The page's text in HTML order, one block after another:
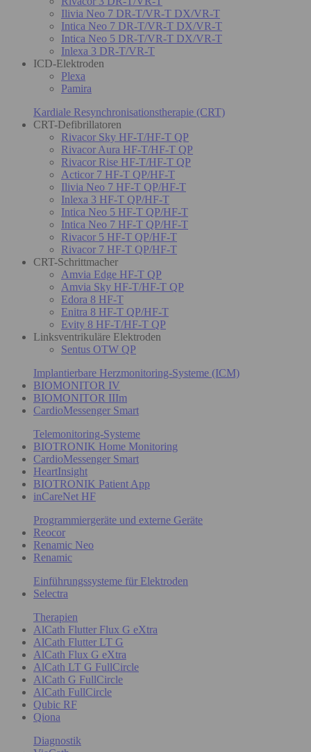
Ilivia Neo 7 DR-T/VR-T DX/VR-T
Intica Neo 7 DR-T/VR-T DX/VR-T
Intica Neo 5 DR-T/VR-T DX/VR-T
Inlexa 3 DR-T/VR-T
ICD-Elektroden
Plexa
Pamira
Kardiale Resynchronisationstherapie (CRT)
CRT-Defibrillatoren
Rivacor Sky HF-T/HF-T QP
Rivacor Aura HF-T/HF-T QP
Rivacor Rise HF-T/HF-T QP
Acticor 7 HF-T QP/HF-T
Ilivia Neo 7 HF-T QP/HF-T
Inlexa 3 HF-T QP/HF-T
Intica Neo 5 HF-T QP/HF-T
Intica Neo 7 HF-T QP/HF-T
Rivacor 5 HF-T QP/HF-T
Rivacor 7 HF-T QP/HF-T
CRT-Schrittmacher
Amvia Edge HF-T QP
Amvia Sky HF-T/HF-T QP
Edora 8 HF-T
Enitra 8 HF-T QP/HF-T
Evity 8 HF-T/HF-T QP
Linksventrikuläre Elektroden
Sentus OTW QP
Implantierbare Herzmonitoring-Systeme (ICM)
BIOMONITOR IV
BIOMONITOR IIIm
CardioMessenger Smart
Telemonitoring-Systeme
BIOTRONIK Home Monitoring
CardioMessenger Smart
HeartInsight
BIOTRONIK Patient App
inCareNet HF
Programmiergeräte und externe Geräte
Reocor
Renamic Neo
Renamic
Einführungssysteme für Elektroden
Selectra
Therapien
AlCath Flutter Flux G eXtra
AlCath Flutter LT G
AlCath Flux G eXtra
AlCath LT G FullCircle
AlCath G FullCircle
AlCath FullCircle
Qubic RF
Qiona
Diagnostik